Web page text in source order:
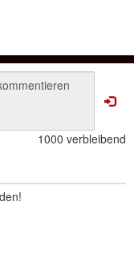
1000 verbleibend